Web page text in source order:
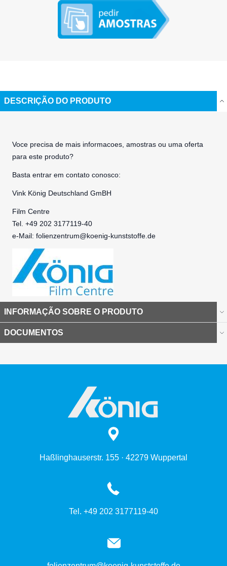
DESCRIÇÃO DO PRODUTO
Voce precisa de mais informacoes, amostras ou uma oferta
para este produto?
Basta entrar em contato conosco:
Vink König Deutschland GmBH
Film Centre
Tel. +49 202 3177119-40
e-Mail: folienzentrum@koenig-kunststoffe.de
INFORMAÇÃO SOBRE O PRODUTO
DOCUMENTOS
Haßlinghauserstr. 155 · 42279 Wuppertal
Tel. +49 202 3177119-40